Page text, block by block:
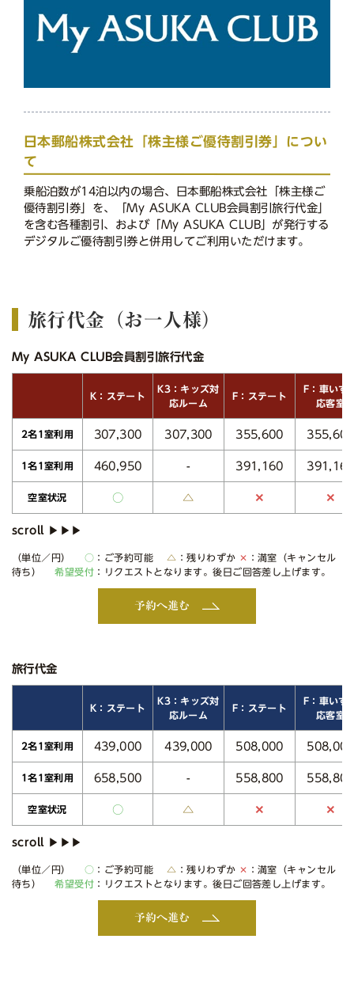
日本郵船株式会社「株主様ご優待割引券」につい
て
乗船泊数が14泊以内の場合、日本郵船株式会社「株主様ご
優待割引券」を、「My ASUKA CLUB会員割引旅行代金」
を含む各種割引、および「My ASUKA CLUB」が発行する
デジタルご優待割引券と併用してご利用いただけます。
旅行代金（お一人様）
My ASUKA CLUB会員割引旅行代金
K：ステート
K3：キッズ対
応ルーム
F：ステート
F：車いす
応客室
2名1室利用 307,300 307,300 355,600 355,600
1名1室利用 460,950 - 391,160 391,160
空室状況 ○ △ ✕ ✕
（単位／円） ○ ：ご予約可能 △ ：残りわずか ✕ ：満室（キャンセル
待ち）希望受付 ：リクエストとなります。後日ご回答差し上げます。
予約へ進む
旅行代金
K：ステート
K3：キッズ対
応ルーム
F：ステート
F：車いす
応客室
2名1室利用 439,000 439,000 508,000 508,000
1名1室利用 658,500 - 558,800 558,800
空室状況 ○ △ ✕ ✕
（単位／円） ○ ：ご予約可能 △ ：残りわずか ✕ ：満室（キャンセル
待ち）希望受付 ：リクエストとなります。後日ご回答差し上げます。
予約へ進む